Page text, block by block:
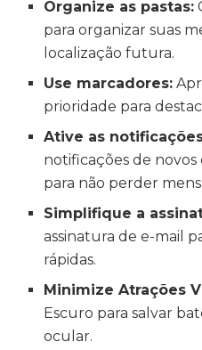
Organize as pastas:
para organizar suas
localização futura.
Use marcadores:
prioridade para
Ative as
notificações de novos
para não perder
Simplifique a
assinatura de e-mail
rápidas.
Minimize Atrações
Escuro para salvar
ocular.